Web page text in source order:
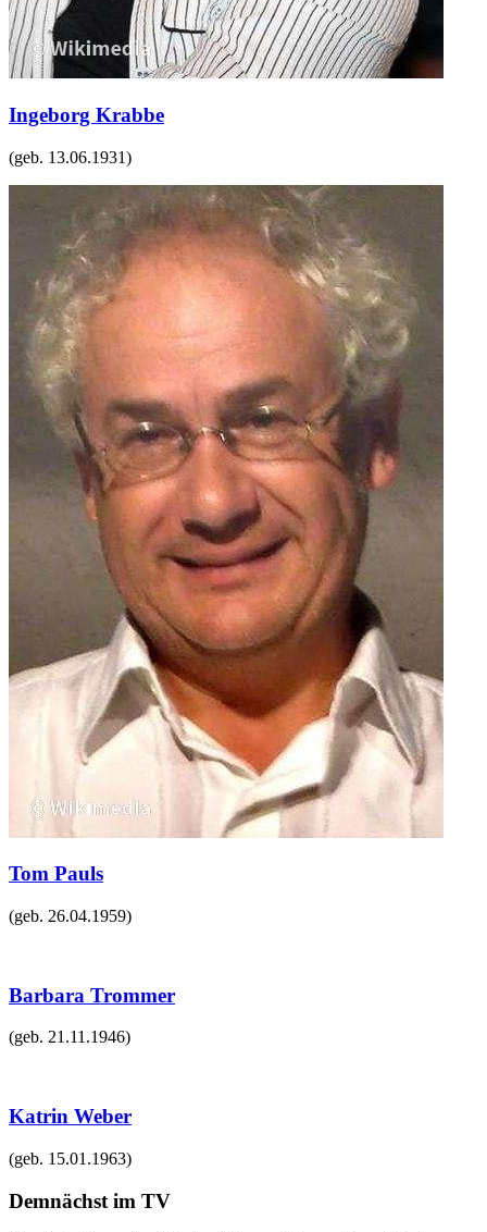
Ingeborg Krabbe
(geb. 13.06.1931)
Tom Pauls
(geb. 26.04.1959)
Barbara Trommer
(geb. 21.11.1946)
Katrin Weber
(geb. 15.01.1963)
Demnächst im TV